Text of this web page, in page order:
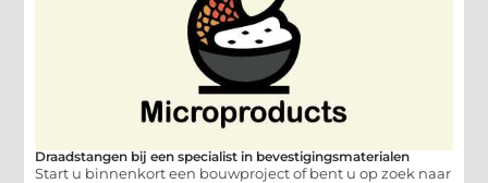
Draadstangen bij een specialist in bevestigingsmaterialen
Start u binnenkort een bouwproject of bent u op zoek naar